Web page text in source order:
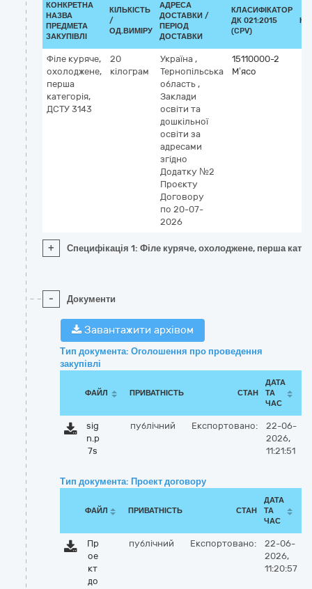
КОНКРЕТНА
НАЗВА
ПРЕДМЕТА
ЗАКУПІВЛІ
КІЛЬКІСТЬ
/
ОД.ВИМІРУ
АДРЕСА
ДОСТАВКИ /
ПЕРІОД
ДОСТАВКИ
КЛАСИФІКАТОР
ДК 021:2015
(CPV)
Філе куряче,
охолоджене,
перша
категорія,
ДСТУ 3143
20
кілограм
Україна ,
Тернопільська
область ,
Заклади
освіти та
дошкільної
освіти за
адресами
згідно
Додатку №2
Проєкту
Договору
по 20-07-
2026
15110000-2
М’ясо
+ Специфікація 1: Філе куряче, охолоджене, перша
- Документи
Завантажити архівом
Тип документа: Оголошення про проведення
закупівлі
ФАЙЛ ПРИВАТНІСТЬ СТАН
ДАТА
ТА
ЧАС
sig
n.p
7s
публічний Експортовано:
22-06-
2026,
11:21:51
Тип документа: Проект договору
ФАЙЛ ПРИВАТНІСТЬ СТАН
ДАТА
ТА
ЧАС
Пр
ое
кт
до
публічний Експортовано:
22-06-
2026,
11:20:57